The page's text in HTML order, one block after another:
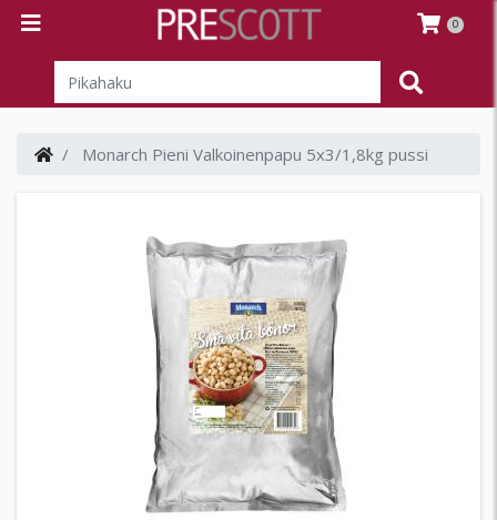
0
Monarch Pieni Valkoinenpapu 5x3/1,8kg pussi